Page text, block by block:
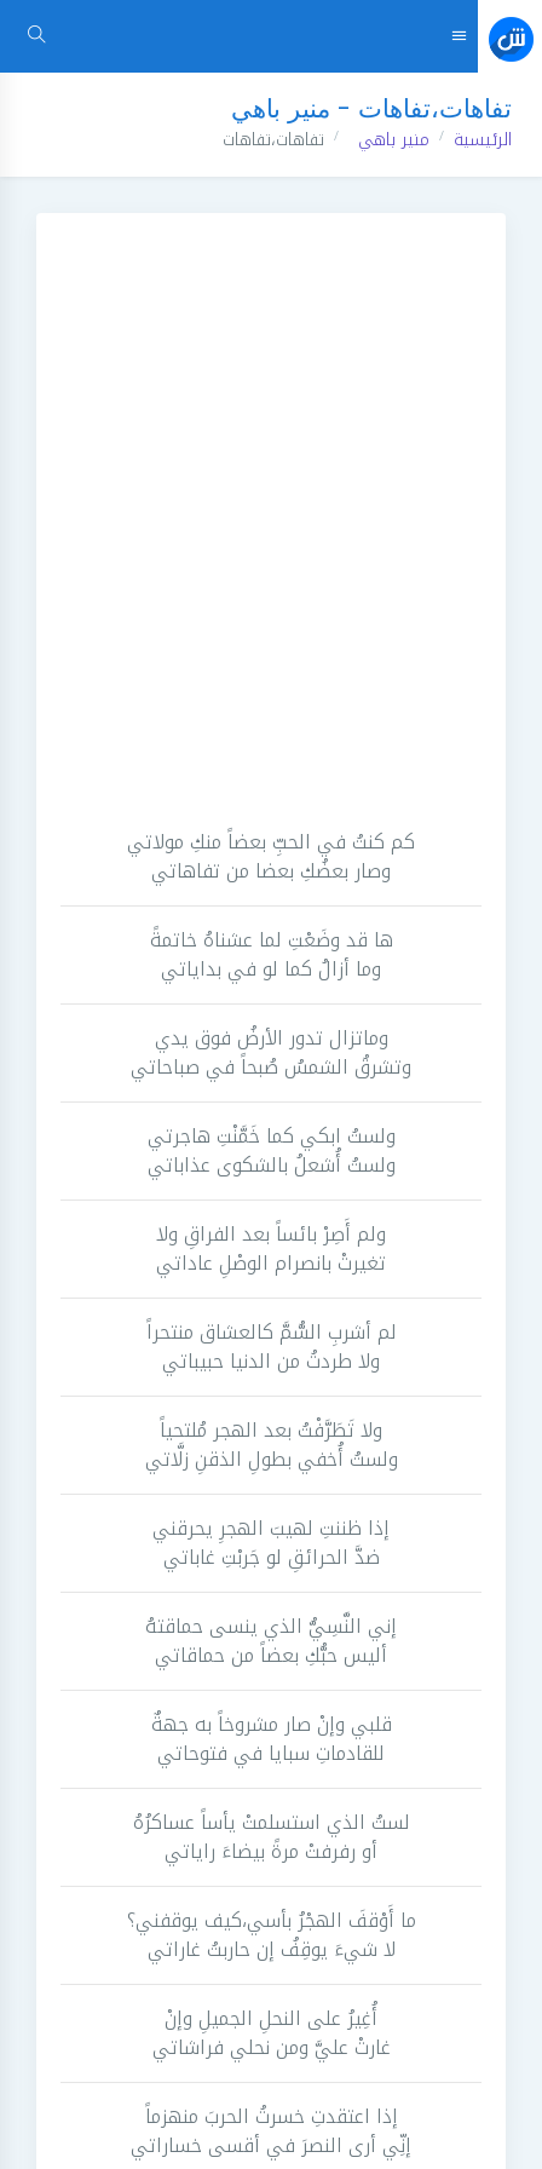
تفاهات،تفاهات - منير باهي
الرئيسية منير باهي تفاهات،تفاهات
كم كنتُ في الحبِّ بعضاً منكِ مولاتي
وصار بعضُكِ بعضا من تفاهاتي
ها قد وضَعْتِ لما عشناهُ خاتمةً
وما أزالُ كما لو في بداياتي
وماتزال تدور الأرضُ فوق يدي
وتشرقُ الشمسُ صُبحاً في صباحاتي
ولستُ ابكي كما خَمَّنْتِ هاجرتي
ولستُ أُشعلُ بالشكوى عذاباتي
ولم أَصِرْ بائساً بعد الفراقِ ولا
تغيرتْ بانصرام الوصْلِ عاداتي
لم أشربِ السُّمَّ كالعشاق منتحراً
ولا طردتُ من الدنيا حبيباتي
ولا تَطَرَّفْتُ بعد الهجر مُلتحياً
ولستُ أُخفي بطولِ الذقنِ زلَّاتي
إذا ظننتِ لهيبَ الهجرِ يحرقني
ضدَّ الحرائقِ لو جَربْتِ غاباتي
إني النَّسِيُّ الذي ينسى حماقتهُ
أليس حبُّكِ بعضاً من حماقاتي
قلبي وإنْ صار مشروخاً به جهةٌ
للقادماتِ سبايا في فتوحاتي
لستُ الذي استسلمتْ يأساً عساكرُهُ
أو رفرفتْ مرةً بيضاءَ راياتي
ما أَوْقفَ الهجْرُ بأسي،كيف يوقفني؟
لا شيءَ يوقِفُ إن حاربتُ غاراتي
أُغِيرُ على النحلِ الجميلِ وإنْ
غارتْ عليَّ ومن نحلي فراشاتي
إذا اعتقدتِ خسرتُ الحربَ منهزماً
إنِّي أرى النصرَ في أقسى خساراتي